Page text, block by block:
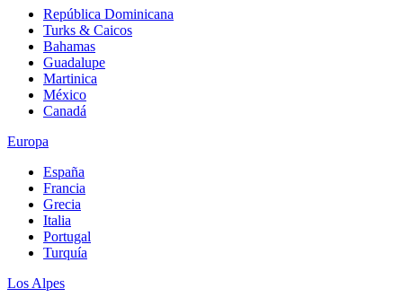
República Dominicana
Turks & Caicos
Bahamas
Guadalupe
Martinica
México
Canadá
Europa
España
Francia
Grecia
Italia
Portugal
Turquía
Los Alpes